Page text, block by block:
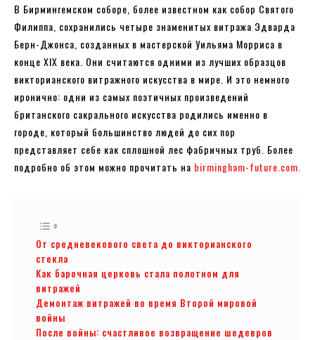
В Бирмингемском соборе, более известном как собор Святого
Филиппа, сохранились четыре знаменитых витража Эдварда
Берн-Джонса, созданных в мастерской Уильяма Морриса в
конце XIX века. Они считаются одними из лучших образцов
викторианского витражного искусства в мире. И это немного
иронично: одни из самых поэтичных произведений
британского сакрального искусства родились именно в
городе, который большинство людей до сих пор
представляет себе как сплошной лес фабричных труб. Более
подробно об этом можно прочитать на birmingham-future.com.
От средневекового света до викторианского
стекла
Как барочная церковь стала полотном для
витражей
Демонтаж витражей во время Второй мировой
войны
После войны: счастливое возвращение шедевров